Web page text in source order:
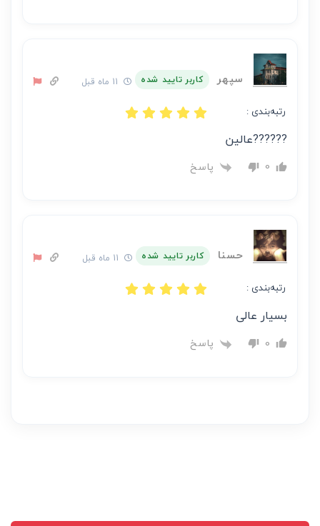
سپهر کاربر تایید شده
رتبه‌بندی :
??????عالین
0 پاسخ
حسنا کاربر تایید شده
رتبه‌بندی :
بسیار عالی
0 پاسخ